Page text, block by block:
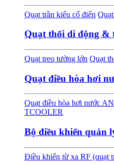
Quạt trần kiểu cổ điển
Quạt thổi di động &
Quạt treo tường lớn Quạt
Quạt điều hòa hơi
Quạt điều hòa hơi nước
TCOOLER
Bộ điều khiển quản
Điều khiển từ xa RF (quạt